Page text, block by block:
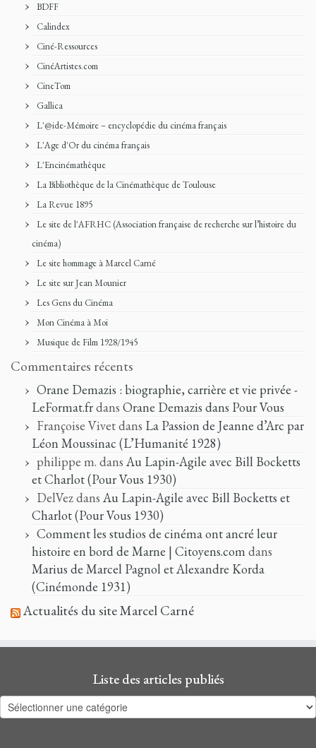
BDFF
Calindex
Ciné-Ressources
CinéArtistes.com
CineTom
Gallica
L'@ide-Mémoire – encyclopédie du cinéma français
L'Age d'Or du cinéma français
L'Encinémathèque
La Bibliothèque de la Cinémathèque de Toulouse
La Revue 1895
Le site de l'AFRHC (Association française de recherche sur l’histoire du
cinéma)
Le site hommage à Marcel Carné
Le site sur Jean Mounier
Les Gens du Cinéma
Mon Cinéma à Moi
Musique de Film 1928/1945
Commentaires récents
Orane Demazis : biographie, carrière et vie privée -
LeFormat.frdans Orane Demazis dans Pour Vous
Françoise Vivetdans La Passion de Jeanne d’Arc par
Léon Moussinac (L’Humanité 1928)
philippe m. dans Au Lapin-Agile avec Bill Bocketts
et Charlot (Pour Vous 1930)
DelVezdans Au Lapin-Agile avec Bill Bocketts et
Charlot (Pour Vous 1930)
Comment les studios de cinéma ont ancré leur
histoire en bord de Marne | Citoyens.comdans
Marius de Marcel Pagnol et Alexandre Korda
(Cinémonde 1931)
Actualités du site Marcel Carné
Liste des articles publiés
Liste
des